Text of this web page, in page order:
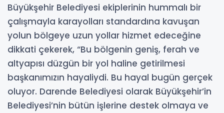
Büyükşehir Belediyesi ekiplerinin hummalı bir
çalışmayla karayolları standardına kavuşan
yolun bölgeye uzun yollar hizmet edeceğine
dikkati çekerek, “Bu bölgenin geniş, ferah ve
altyapısı düzgün bir yol haline getirilmesi
başkanımızın hayaliydi. Bu hayal bugün gerçek
oluyor. Darende Belediyesi olarak Büyükşehir’in
Belediyesi’nin bütün işlerine destek olmaya ve